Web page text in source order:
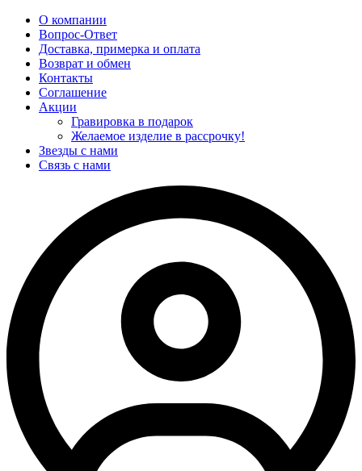
О компании
Вопрос-Ответ
Доставка, примерка и оплата
Возврат и обмен
Контакты
Соглашение
Акции
Гравировка в подарок
Желаемое изделие в рассрочку!
Звезды с нами
Связь с нами